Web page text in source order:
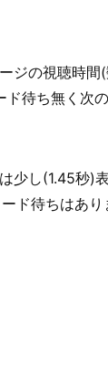
ジの視聴時
待ち無く次
少し(1.45秒)
ド待ちはあり